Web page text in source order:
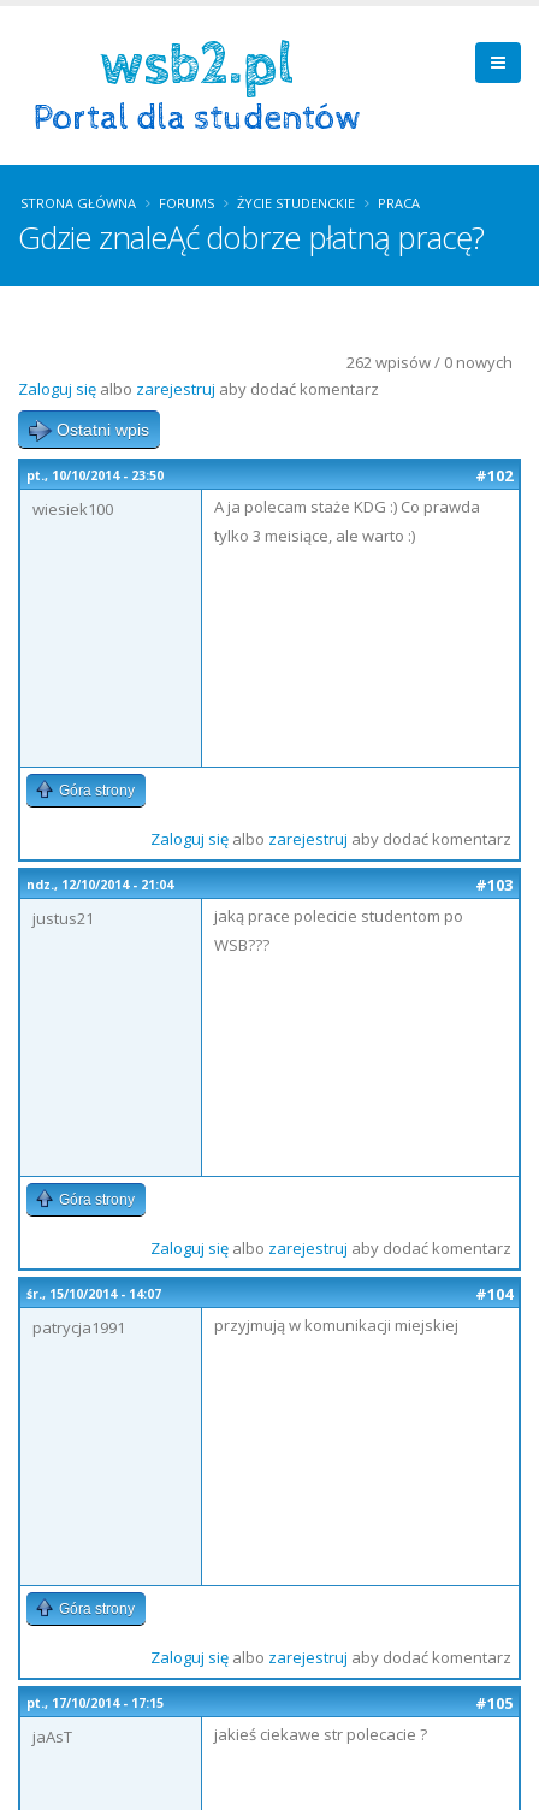
STRONA GŁÓWNA FORUMS ŻYCIE STUDENCKIE PRACA
Gdzie znaleĄć dobrze płatną pracę?
262 wpisów / 0 nowych
Zaloguj się albo zarejestruj aby dodać komentarz
Ostatni wpis
pt., 10/10/2014 - 23:50
#102
wiesiek100
A ja polecam staże KDG :) Co prawda
tylko 3 meisiące, ale warto :)
Góra strony
Zaloguj sięalbo zarejestruj aby dodać komentarz
ndz., 12/10/2014 - 21:04
#103
justus21
jaką prace polecicie studentom po
WSB???
Góra strony
Zaloguj sięalbo zarejestruj aby dodać komentarz
śr., 15/10/2014 - 14:07
#104
patrycja1991
przyjmują w komunikacji miejskiej
Góra strony
Zaloguj sięalbo zarejestruj aby dodać komentarz
pt., 17/10/2014 - 17:15
#105
jaAsT
jakieś ciekawe str polecacie ?